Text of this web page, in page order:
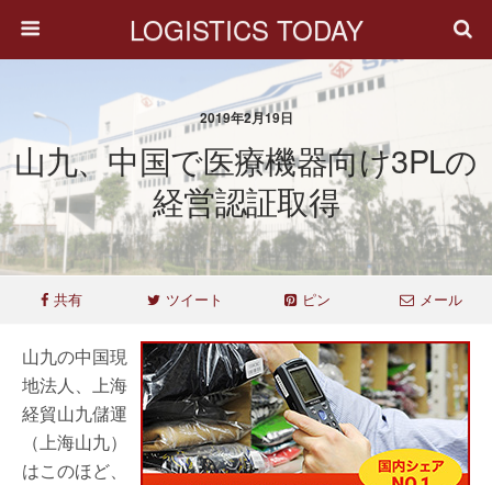
LOGISTICS TODAY
2019年2月19日
山九、中国で医療機器向け3PLの
経営認証取得
共有 ツイート ピン メール
山九の中国現
地法人、上海
経貿山九儲運
（上海山九）
はこのほど、